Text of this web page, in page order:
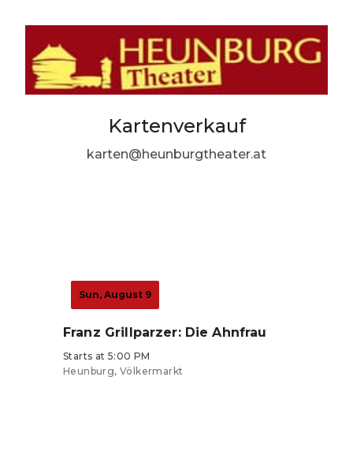
Kartenverkauf
karten@heunburgtheater.at
Sun, August 9
Franz Grillparzer: Die Ahnfrau
Starts at 5:00 PM
Heunburg, Völkermarkt